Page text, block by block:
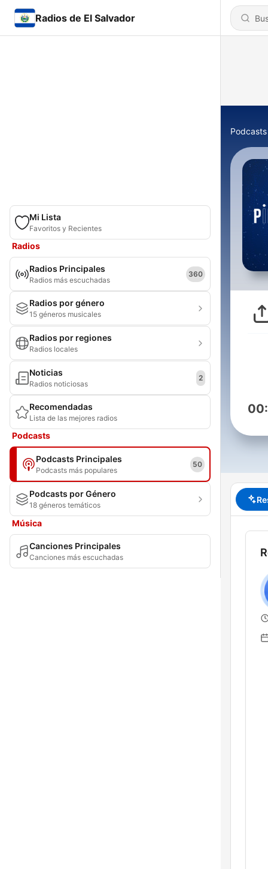
Radios de El Salvador
Mi Lista
Favoritos y Recientes
Radios
Radios Principales
Radios más escuchadas
360
Radios por género
15 géneros musicales
Radios por regiones
Radios locales
Noticias
Radios noticiosas
2
Recomendadas
Lista de las mejores radios
Podcasts
Podcasts Principales
Podcasts más populares
50
Podcasts por Género
18 géneros temáticos
Música
Canciones Principales
Canciones más escuchadas
Podcasts